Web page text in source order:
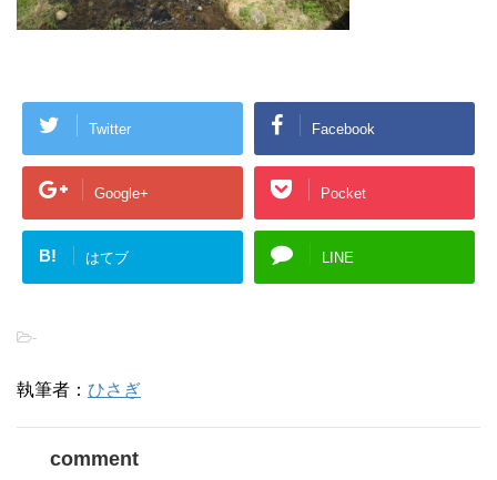
Twitter Facebook
Google+ Pocket
B! はてブ LINE
-
執筆者： ひさぎ
comment